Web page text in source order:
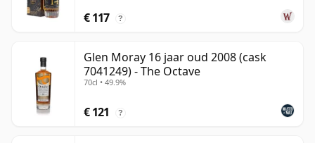
€ 117 ?
Glen Moray 16 jaar oud 2008 (cask
7041249) - The Octave
70cl • 49.9%
€ 121 ?